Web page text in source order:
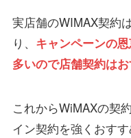
実店舗のWIMAX契約
り、 キャンペーンの
多いので店舗契約はお
これからWiMAXの契
イン契約を強くおすす